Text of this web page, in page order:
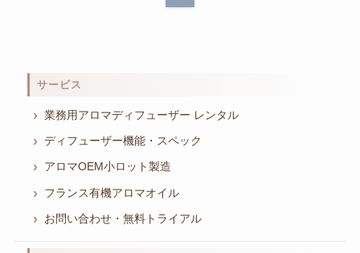
サービス
業務用アロマディフューザー レンタル
ディフューザー機能・スペック
アロマOEM小ロット製造
フランス有機アロマオイル
お問い合わせ・無料トライアル